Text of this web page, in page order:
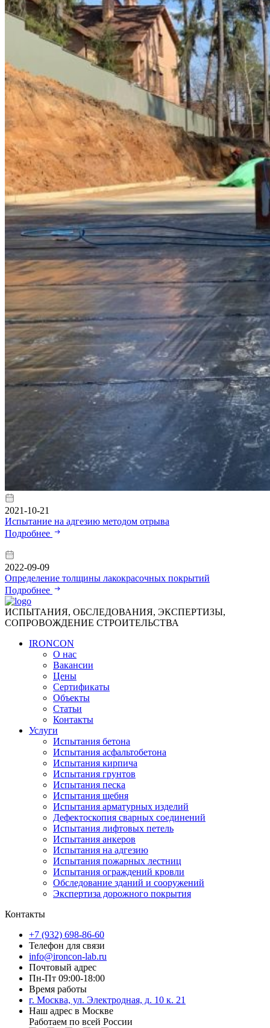
2021-10-21
Испытание на адгезию методом отрыва
Подробнее
2022-09-09
Определение толщины лакокрасочных покрытий
Подробнее
ИСПЫТАНИЯ, ОБСЛЕДОВАНИЯ, ЭКСПЕРТИЗЫ,
СОПРОВОЖДЕНИЕ СТРОИТЕЛЬСТВА
IRONCON
О нас
Вакансии
Цены
Сертификаты
Объекты
Статьи
Контакты
Услуги
Испытания бетона
Испытания асфальтобетона
Испытания кирпича
Испытания грунтов
Испытания песка
Испытания щебня
Испытания арматурных изделий
Дефектоскопия сварных соединений
Испытания лифтовых петель
Испытания анкеров
Испытания на адгезию
Испытания пожарных лестниц
Испытания ограждений кровли
Обследование зданий и сооружений
Экспертиза дорожного покрытия
Контакты
+7 (932) 698-86-60
Телефон для связи
info@ironcon-lab.ru
Почтовый адрес
Пн-Пт 09:00-18:00
Время работы
г. Москва, ул. Электродная, д. 10 к. 21
Наш адрес в Москве
Работаем по всей России